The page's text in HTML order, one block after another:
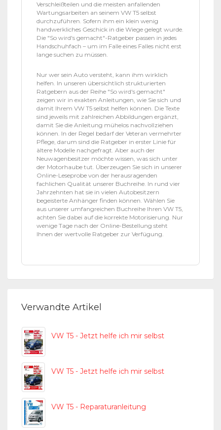
Verschleißteilen und die meisten anfallenden
Wartungsarbeiten an seinem VW T5 selbst
durchzuführen. Sofern ihm ein klein wenig
handwerkliches Geschick in die Wiege gelegt wurde.
Die "So wird's gemacht"-Ratgeber passen in jedes
Handschuhfach – um im Falle eines Falles nicht erst
lange suchen zu müssen.
Nur wer sein Auto versteht, kann ihm wirklich
helfen. In unseren übersichtlich strukturierten
Ratgebern aus der Reihe "So wird's gemacht"
zeigen wir in exakten Anleitungen, wie Sie sich und
damit Ihrem VW T5 selbst helfen können. Die Texte
sind jeweils mit zahlreichen Abbildungen ergänzt,
damit Sie die Anleitung mühelos nachvollziehen
können. In der Regel bedarf der Veteran vermehrter
Pflege, darum sind die Ratgeber in erster Linie für
ältere Modelle nachgefragt. Aber auch der
Neuwagenbesitzer möchte wissen, was sich unter
der Motorhaube tut. Überzeugen Sie sich in unserer
Online-Leseprobe von der herausragenden
fachlichen Qualität unserer Buchreihe. In rund vier
Jahrzehnten hat sie in vielen Autobesitzern
begeisterte Anhänger finden können. Wählen Sie
aus unserer umfangreichen Buchreihe Ihren VW T5,
achten Sie dabei auf die korrekte Motorisierung. Nur
wenige Tage nach der Online-Bestellung steht
Ihnen der wertvolle Ratgeber zur Verfügung.
Verwandte Artikel
VW T5 - Jetzt helfe ich mir selbst
VW T5 - Jetzt helfe ich mir selbst
VW T5 - Reparaturanleitung